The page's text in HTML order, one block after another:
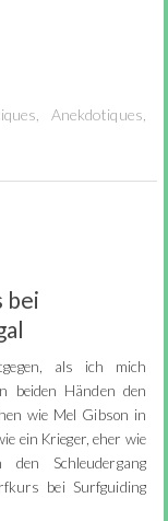
Anekdotiques
bei
als ich mich
beiden Händen den
wie Mel Gibson in
ein Krieger, eher wie
Schleudergang
bei Surfguiding